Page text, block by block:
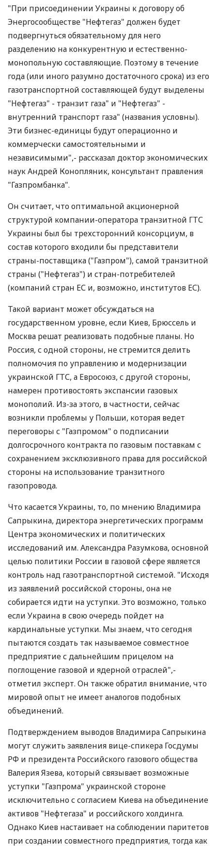
"При присоединении Украины к договору об
Энергосообществе "Нефтегаз" должен будет
подвергнуться обязательному для него
разделению на конкурентную и естественно-
монопольную составляющие. Поэтому в течение
года (или иного разумно достаточного срока) из его
газотранспортной составляющей будут выделены
"Нефтегаз" - транзит газа" и "Нефтегаз" -
внутренний транспорт газа" (названия условны).
Эти бизнес-единицы будут операционно и
коммерчески самостоятельными и
независимыми",- рассказал доктор экономических
наук Андрей Конопляник, консультант правления
"Газпромбанка".
Он считает, что оптимальной акционерной
структурой компании-оператора транзитной ГТС
Украины был бы трехсторонний консорциум, в
состав которого входили бы представители
страны-поставщика ("Газпром"), самой транзитной
страны ("Нефтегаз") и стран-потребителей
(компаний стран ЕС и, возможно, институтов ЕС).
Такой вариант может обсуждаться на
государственном уровне, если Киев, Брюссель и
Москва решат реализовать подобные планы. Но
Россия, с одной стороны, не стремится делить
полномочия по управлению и модернизации
украинской ГТС, а Евросоюз, с другой стороны,
намерен противостоять экспансии газовых
монополий. Из-за этого, в частности, сейчас
возникли проблемы у Польши, которая ведет
переговоры с "Газпромом" о подписании
долгосрочного контракта по газовым поставкам с
сохранением эксклюзивного права для российской
стороны на использование транзитного
газопровода.
Что касается Украины, то, по мнению Владимира
Сапрыкина, директора энергетических программ
Центра экономических и политических
исследований им. Александра Разумкова, основной
целью политики России в газовой сфере является
контроль над газотранспортной системой. "Исходя
из заявлений российской стороны, она не
собирается идти на уступки. Это возможно, только
если Украина в свою очередь пойдет на
кардинальные уступки. Мы знаем, что сегодня
пытаются создать так называемое совместное
предприятие с дальнейшим прицелом на
поглощение газовой и ядерной отраслей",-
отметил эксперт. Он также обратил внимание, что
мировой опыт не имеет аналогов подобных
объединений.
Подтверждением выводов Владимира Сапрыкина
могут служить заявления вице-спикера Госдумы
РФ и президента Российского газового общества
Валерия Язева, который связывает возможные
уступки "Газпрома" украинской стороне
исключительно с согласием Киева на объединение
активов "Нефтегаза" и российского холдинга.
Однако Киев настаивает на соблюдении паритетов
при создании совместного предприятия, тогда как